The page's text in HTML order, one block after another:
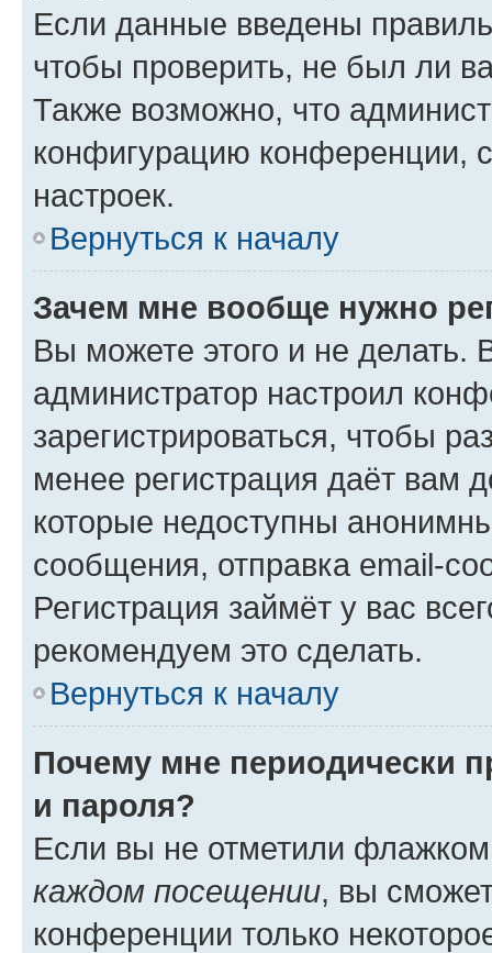
Если данные введены
чтобы проверить, не был ли
Также возможно, что
конфигурацию конференции,
настроек.
Вернуться к началу
Зачем мне вообще нужно
Вы можете этого и не делать.
администратор настроил
зарегистрироваться, чтобы
менее регистрация даёт вам
которые недоступны
сообщения, отправка email-
Регистрация займёт у вас
рекомендуем это сделать.
Вернуться к началу
Почему мне периодически
и пароля?
Если вы не отметили
каждом посещении, вы
конференции только